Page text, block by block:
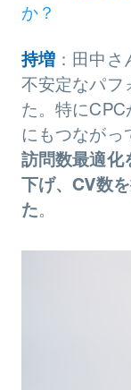
か？
持増 ：田中
不安定なパフ
た。特に
にもつながっ
訪問数最適化
下げ、CV数
た。